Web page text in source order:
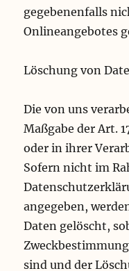
gegebenenfalls
Onlineangebotes
Löschung von
Die von uns
Maßgabe der Art.
oder in ihrer
Sofern nicht im
angegeben,
Daten gelöscht,
sind und der